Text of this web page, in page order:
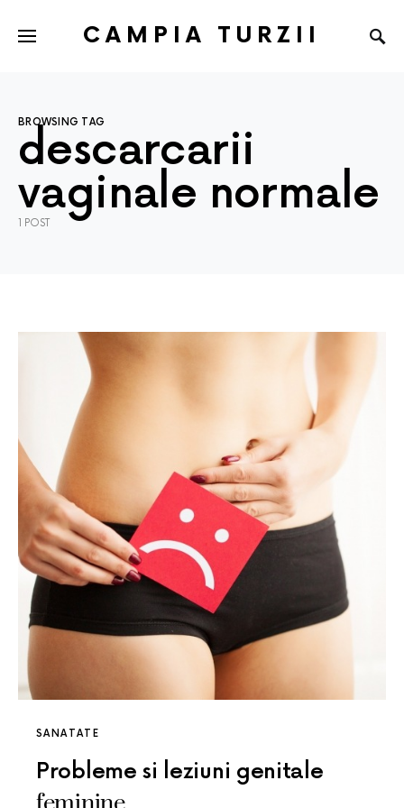
CAMPIA TURZII
BROWSING TAG
descarcarii
vaginale normale
1 POST
SANATATE
Probleme si leziuni genitale